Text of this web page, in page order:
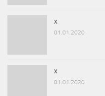
x
01.01.2020
x
01.01.2020